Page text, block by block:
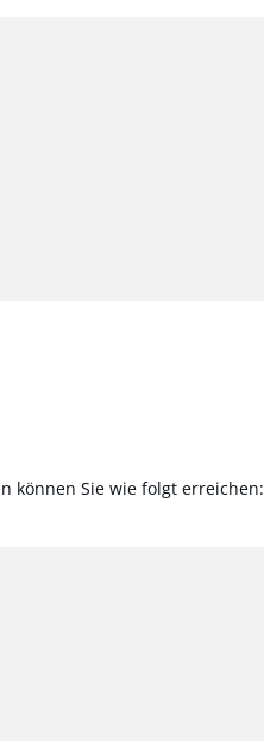
können Sie wie folgt erreichen: